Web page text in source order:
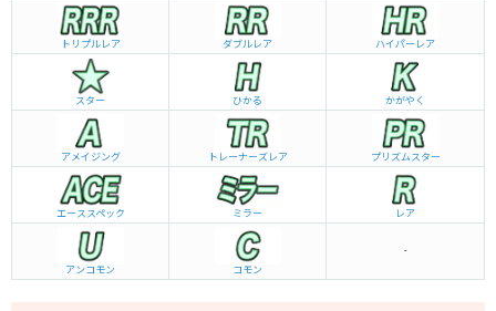
トリプルレア ダブルレア ハイパーレア
スター ひかる かがやく
アメイジング トレーナーズレア プリズムスター
エーススペック ミラー レア
アンコモン コモン
-